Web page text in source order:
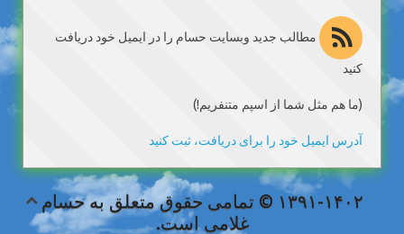
مطالب جدید وبسایت حسام را در ایمیل خود دریافت
کنید
(ما هم مثل شما از اسپم متنفریم!)
آدرس ایمیل خود را برای دریافت، ثبت کنید
۱۳۹۱-۱۴۰۲ © تمامی حقوق متعلق به حسام
غلامی است.